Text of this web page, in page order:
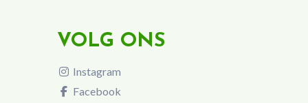
VOLG ONS
Instagram
Facebook